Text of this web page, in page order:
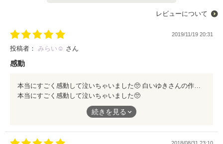
レビューについて
2019/11/19 20:31
投稿者： みらい☺️ さん
感動
本当にすごく感動して泣いちゃいました🥺 白いゆきさんの作品大好きです！ これからもずっとファンです
本当にすごく感動して泣いちゃいました🥺
白いゆきさんの作品大好きです！
これからもずっとファンです続きを見る